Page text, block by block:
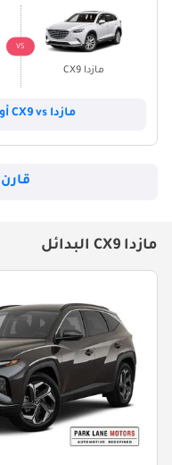
مازدا CX9
VS
مازدا CX9 vs أودي Q5
مازدا CX9 البدائل